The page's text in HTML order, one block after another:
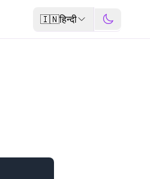
🇮🇳हिन्दी